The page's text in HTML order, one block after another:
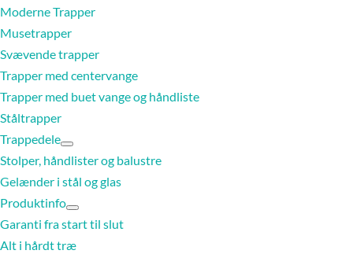
Moderne Trapper
Musetrapper
Svævende trapper
Trapper med centervange
Trapper med buet vange og håndliste
Ståltrapper
Trappedele
Stolper, håndlister og balustre
Gelænder i stål og glas
Produktinfo
Garanti fra start til slut
Alt i hårdt træ